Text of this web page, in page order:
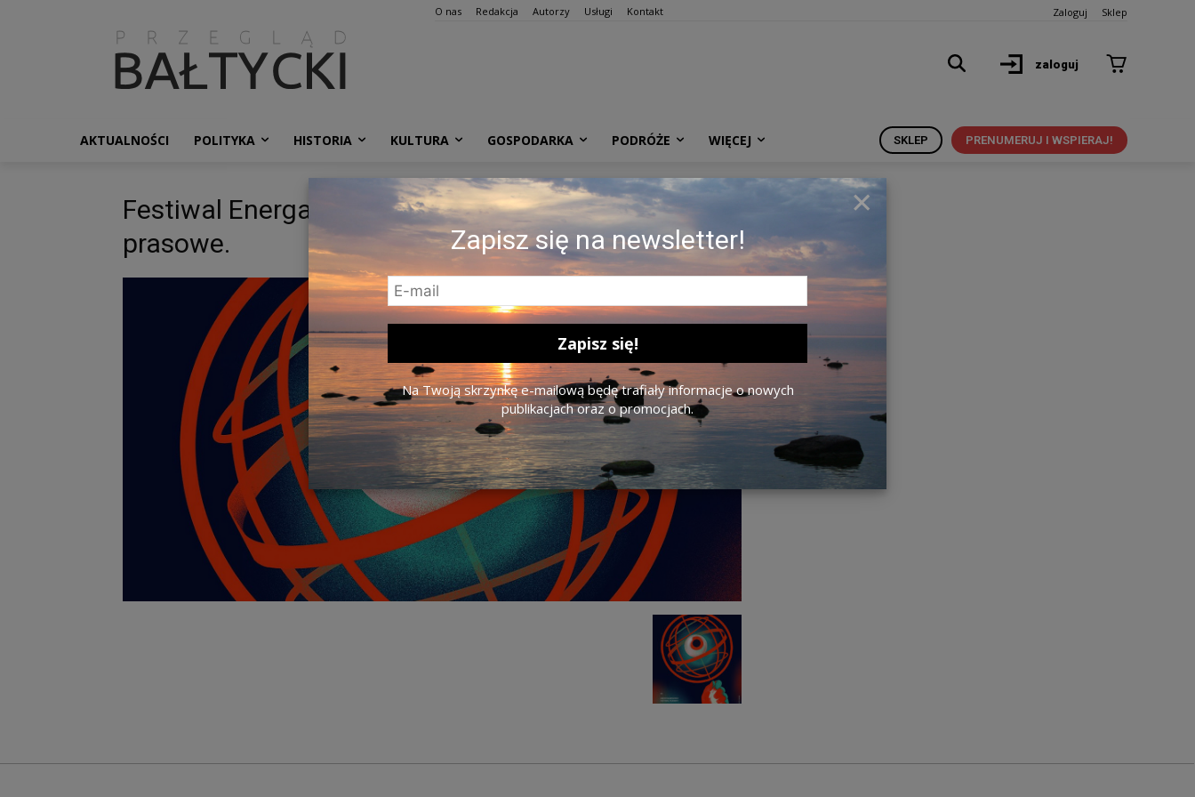
O nas Redakcja Autorzy Usługi Kontakt Zaloguj Sklep
zaloguj
AKTUALNOŚCI POLITYKA HISTORIA KULTURA GOSPODARKA PODRÓŻE WIĘCEJ PRENUMERUJ I WSPIERAJ!
SKLEP
Festiwal EnergaCAMERIMAGE. Zdj. Materiały
prasowe.
×
Zapisz się na newsletter!
Na Twoją skrzynkę e-mailową będę trafiały informacje o nowych
publikacjach oraz o promocjach.